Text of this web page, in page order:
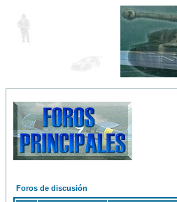
Foros de discusión